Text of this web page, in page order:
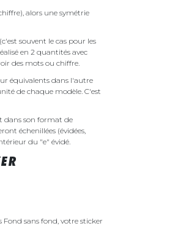
alors une symétrie
souvent le cas pour les
en 2 quantités avec
des mots ou chiffre.
équivalents dans l'autre
de chaque modèle. C'est
dans son format de
échenillées (évidées,
du "e" évidé.
sans fond, votre sticker